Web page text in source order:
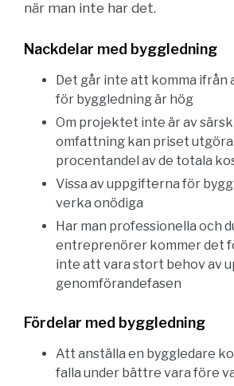
när man inte har det.
Nackdelar med byggledning
Det går inte att komma ifrån
för byggledning är hög
Om projektet inte är av
omfattning kan priset
procentandel av de totala
Vissa av uppgifterna för
verka onödiga
Har man professionella och
entreprenörer kommer det
inte att vara stort behov av
genomförandefasen
Fördelar med byggledning
Att anställa en byggledare
falla under bättre vara före